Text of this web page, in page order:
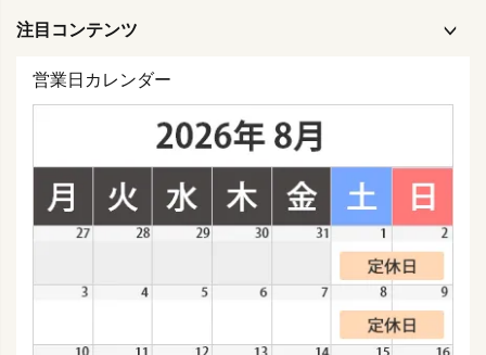
注目コンテンツ
営業日カレンダー